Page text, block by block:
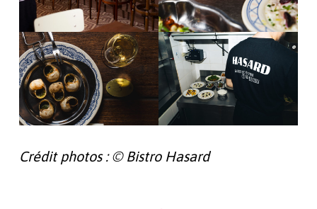
Crédit photos : © Bistro Hasard